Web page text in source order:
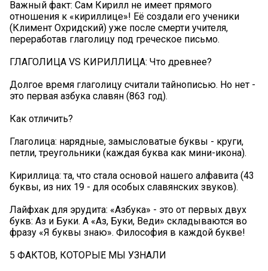
Важный факт: Сам Кирилл не имеет прямого
отношения к «кириллице»! Её создали его ученики
(Климент Охридский) уже после смерти учителя,
переработав глаголицу под греческое письмо.
ГЛАГОЛИЦА VS КИРИЛЛИЦА: Что древнее?
Долгое время глаголицу считали тайнописью. Но нет -
это первая азбука славян (863 год).
Как отличить?
Глаголица: нарядные, замысловатые буквы - круги,
петли, треугольники (каждая буква как мини-икона).
Кириллица: та, что стала основой нашего алфавита (43
буквы, из них 19 - для особых славянских звуков).
Лайфхак для эрудита: «Азбука» - это от первых двух
букв: Аз и Буки. А «Аз, Буки, Веди» складываются во
фразу «Я буквы знаю». Философия в каждой букве!
5 ФАКТОВ, КОТОРЫЕ МЫ УЗНАЛИ